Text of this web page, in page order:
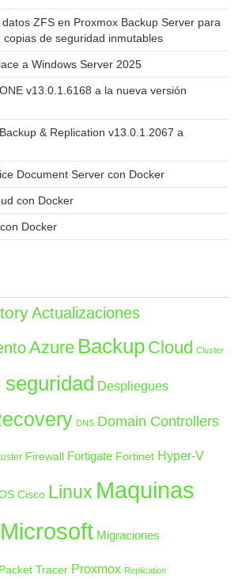
ZFS en Proxmox Backup Server para
copias de seguridad inmutables
a Windows Server 2025
v13.0.1.6168 a la nueva versión
& Replication v13.0.1.2067 a
Document Server con Docker
con Docker
Docker
Actualizaciones
Azure Backup Cloud Cluster
Despliegues
DNS Domain Controllers
Firewall Fortigate Fortinet Hyper-V
Cisco Linux Maquinas
Microsoft Migraciones
Packet Tracer Proxmox Replication